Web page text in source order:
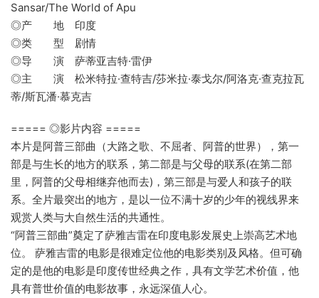
Sansar/The World of Apu
◎产 地 印度
◎类 型 剧情
◎导 演 萨蒂亚吉特·雷伊
◎主 演 松米特拉·查特吉/莎米拉·泰戈尔/阿洛克·查克拉瓦
蒂/斯瓦潘·慕克吉
===== ◎影片内容 =====
本片是阿普三部曲（大路之歌、不屈者、阿普的世界），第一
部是与生长的地方的联系，第二部是与父母的联系(在第二部
里，阿普的父母相继弃他而去)，第三部是与爱人和孩子的联
系。全片最突出的地方，是以一位不满十岁的少年的视线界来
观赏人类与大自然生活的共通性。
“阿普三部曲”奠定了萨雅吉雷在印度电影发展史上崇高艺术地
位。 萨雅吉雷的电影是很难定位他的电影类别及风格。但可确
定的是他的电影是印度传世经典之作，具有文学艺术价值，他
具有普世价值的电影故事，永远深值人心。